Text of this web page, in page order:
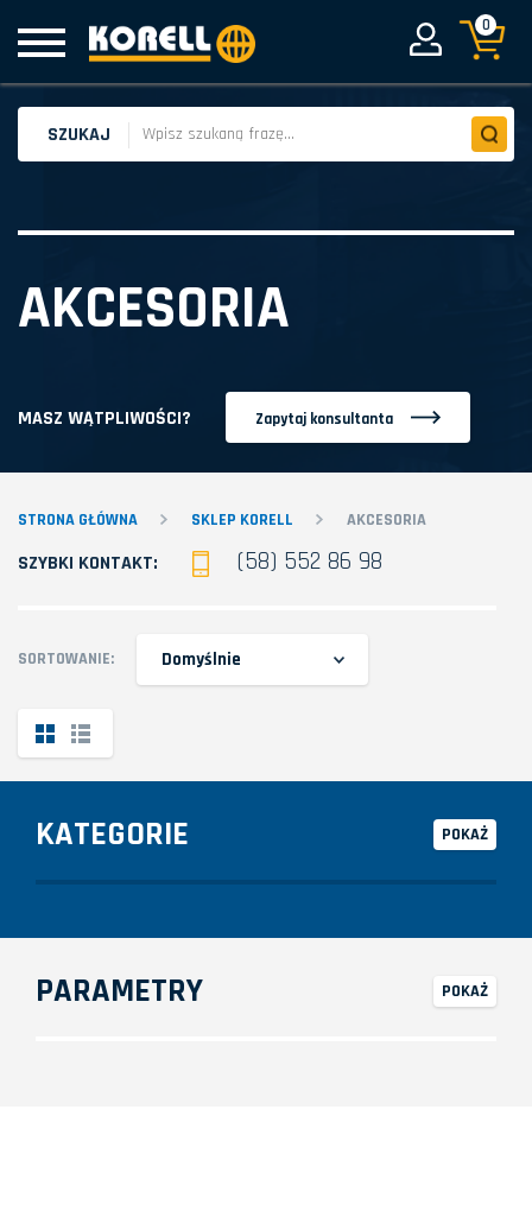
SZUKAJ
AKCESORIA
MASZ WĄTPLIWOŚCI? Zapytaj konsultanta
STRONA GŁÓWNA SKLEP KORELL AKCESORIA
SZYBKI KONTAKT: (58) 552 86 98
SORTOWANIE: Domyślnie
KATEGORIE POKAŻ
PARAMETRY POKAŻ
0